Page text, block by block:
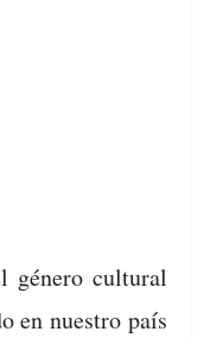
género cul­tur­al
en nue­stro país